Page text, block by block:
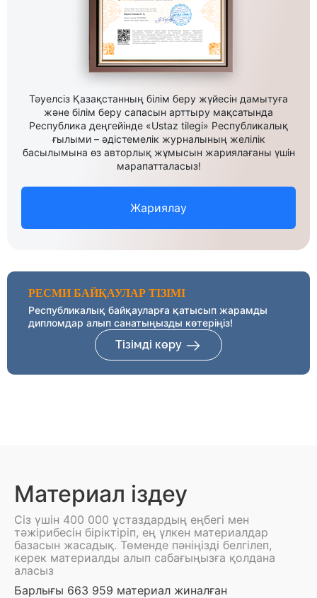
Тәуелсіз Қазақстанның білім беру жүйесін дамытуға
және білім беру сапасын арттыру мақсатында
Республика деңгейінде «Ustaz tilegi» Республикалық
ғылыми – әдістемелік журналының желілік
басылымына өз авторлық жұмысын жариялағаны үшін
марапатталасыз!
Жариялау
РЕСМИ БАЙҚАУЛАР ТІЗІМІ
Республикалық байқауларға қатысып жарамды
дипломдар алып санатыңызды көтеріңіз!
Тізімді көру
Материал іздеу
Сіз үшін 400 000 ұстаздардың еңбегі мен
тәжірибесін біріктіріп, ең үлкен материалдар
базасын жасадық. Төменде пәніңізді белгілеп,
керек материалды алып сабағыңызға қолдана
аласыз
Барлығы 663 959 материал жиналған